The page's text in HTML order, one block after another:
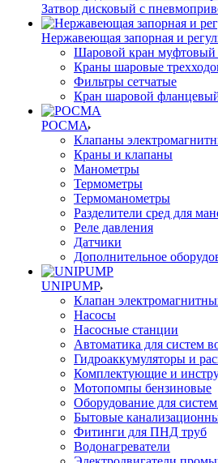
Затвор дисковый с
Нержавеющая запорная и
Шаровой кран
Краны шаровые
Фильтры сетчатые
Кран шаровой
РОСМА
Клапаны
Краны и клапаны
Манометры
Термометры
Термоманометры
Разделители сред для
Реле давления
Датчики
Дополнительное
UNIPUMP
Клапан
Насосы
Насосные станции
Автоматика для систем
Гидроаккумуляторы и
Комплектующие и
Мотопомпы бензиновые
Оборудование для
Бытовые
Фитинги для ПНД труб
Водонагреватели